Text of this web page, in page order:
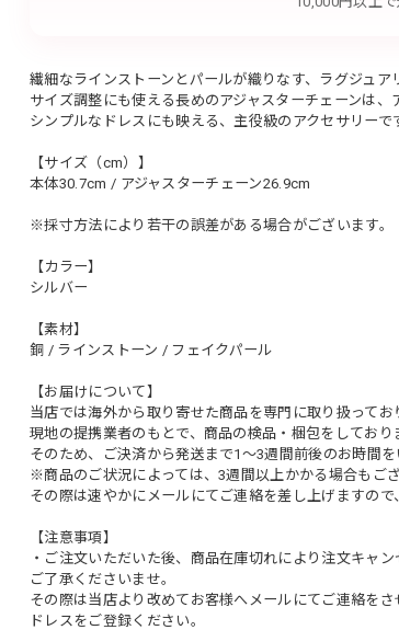
繊細なラインストーンとパールが織りなす、ラグジュア
サイズ調整にも使える長めのアジャスターチェーンは、
シンプルなドレスにも映える、主役級のアクセサリーで
【サイズ（cm）】
本体30.7cm / アジャスターチェーン26.9cm
※採寸方法により若干の誤差がある場合がございます。
【カラー】
シルバー
【素材】
銅 / ラインストーン / フェイクパール
【お届けについて】
当店では海外から取り寄せた商品を専門に取り扱ってお
現地の提携業者のもとで、商品の検品・梱包をしており
そのため、ご決済から発送まで1～3週間前後のお時間を
※商品のご状況によっては、3週間以上かかる場合もござ
その際は速やかにメールにてご連絡を差し上げますので
【注意事項】
・ご注文いただいた後、商品在庫切れにより注文キャ
ご了承くださいませ。
その際は当店より改めてお客様へメールにてご連絡を
ドレスをご登録ください。